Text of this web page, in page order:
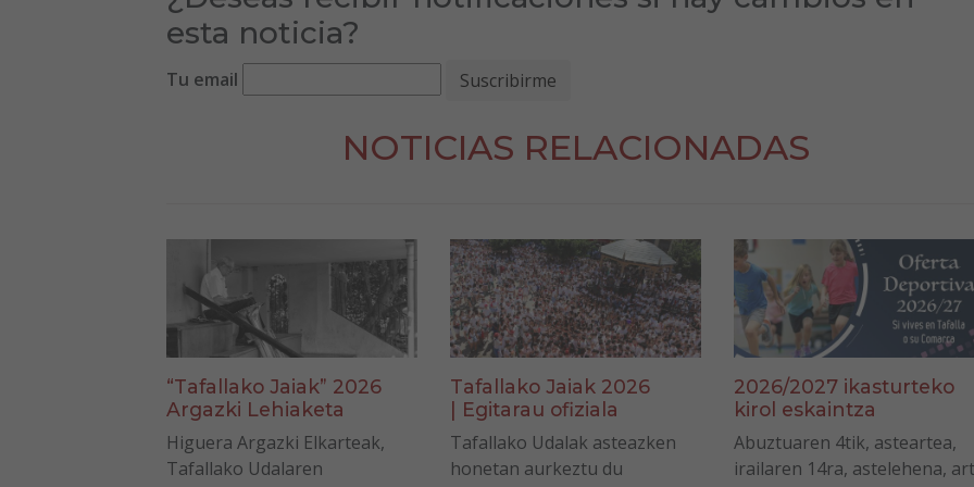
esta noticia?
Tu email
NOTICIAS RELACIONADAS
“Tafallako Jaiak” 2026
Argazki Lehiaketa
Higuera Argazki Elkarteak,
Tafallako Udalaren
Tafallako Jaiak 2026
| Egitarau ofiziala
Tafallako Udalak asteazken
honetan aurkeztu du
2026/2027 ikasturteko
kirol eskaintza
Abuztuaren 4tik, asteartea,
irailaren 14ra, astelehena,